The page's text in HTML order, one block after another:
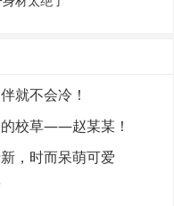
就不会冷！
校草——赵某某！
，时而呆萌可爱